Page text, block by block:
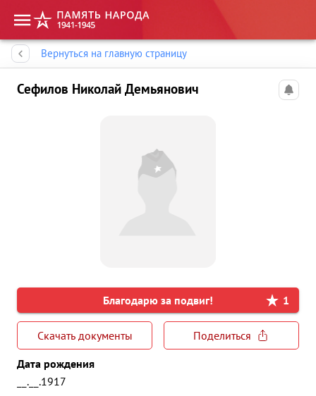
Вернуться на главную страницу
Сефилов Николай Демьянович
Благодарю за подвиг! 1
Скачать документы
Поделиться
Дата рождения
__.__.1917
Память народа